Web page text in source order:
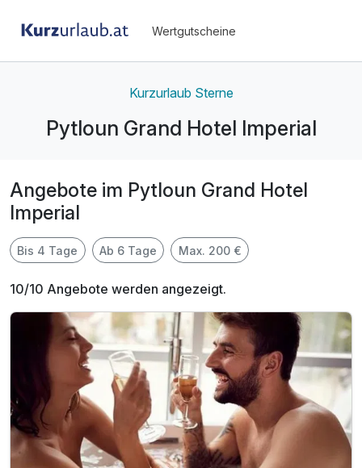
Wertgutscheine
Kurzurlaub Sterne
Pytloun Grand Hotel Imperial
Angebote im Pytloun Grand Hotel
Imperial
Bis 4 Tage Ab 6 Tage Max. 200 €
10/10 Angebote werden angezeigt.